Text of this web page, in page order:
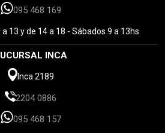
095 468 169
13 y de 14 a 18 - Sábados 9 a 13hs
INCA
Inca 2189
2204 0886
095 468 157